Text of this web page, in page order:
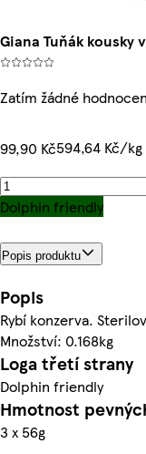
Giana Tuňák kousky
Zatím žádné
99,90 Kč594,64 Kč/kg
Dolphin friendly
Popis produktu
Popis
Rybí konzerva.
Množství: 0.168kg
Loga třetí strany
Dolphin friendly
Hmotnost
3 x 56g